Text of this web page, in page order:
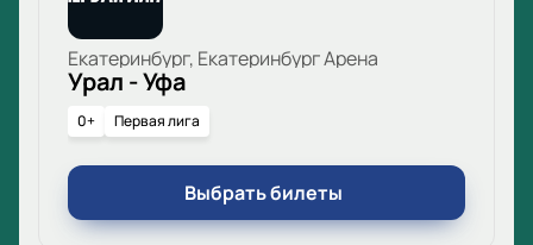
Екатеринбург, Екатеринбург Арена
Урал - Уфа
0+ Первая лига
Выбрать билеты